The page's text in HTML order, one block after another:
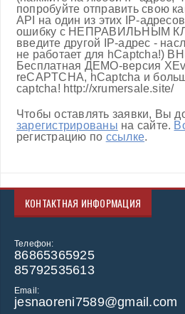
попробуйте отправить свою
API на один из этих IP-
ошибку с НЕПРАВИЛЬНЫМ
введите другой IP-адрес -
не работает для hCaptcha!)
Бесплатная ДЕМО-версия
reCAPTCHA, hCaptcha и
captcha! http://xrumersale.site/
Чтобы оставлять заявки, Вы
зарегистрированы на сайте.
регистрацию по ссылке.
КОНТАКТНАЯ ИНФОРМАЦИЯ
Телефон:
86865365925
85792535613
Email:
jesnaoreni7589@gmail.com